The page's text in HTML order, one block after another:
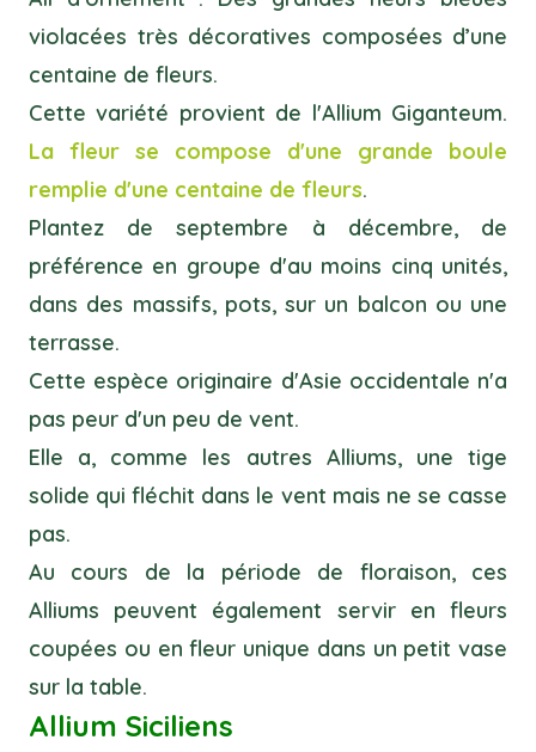
violacées très décoratives composées d’une
centaine de fleurs.
Cette variété provient de l'Allium Giganteum.
La fleur se compose d'une grande boule
remplie d'une centaine de fleurs.
Plantez de septembre à décembre, de
préférence en groupe d'au moins cinq unités,
dans des massifs, pots, sur un balcon ou une
terrasse.
Cette espèce originaire d'Asie occidentale n'a
pas peur d'un peu de vent.
Elle a, comme les autres Alliums, une tige
solide qui fléchit dans le vent mais ne se casse
pas.
Au cours de la période de floraison, ces
Alliums peuvent également servir en fleurs
coupées ou en fleur unique dans un petit vase
sur la table.
Allium Siciliens